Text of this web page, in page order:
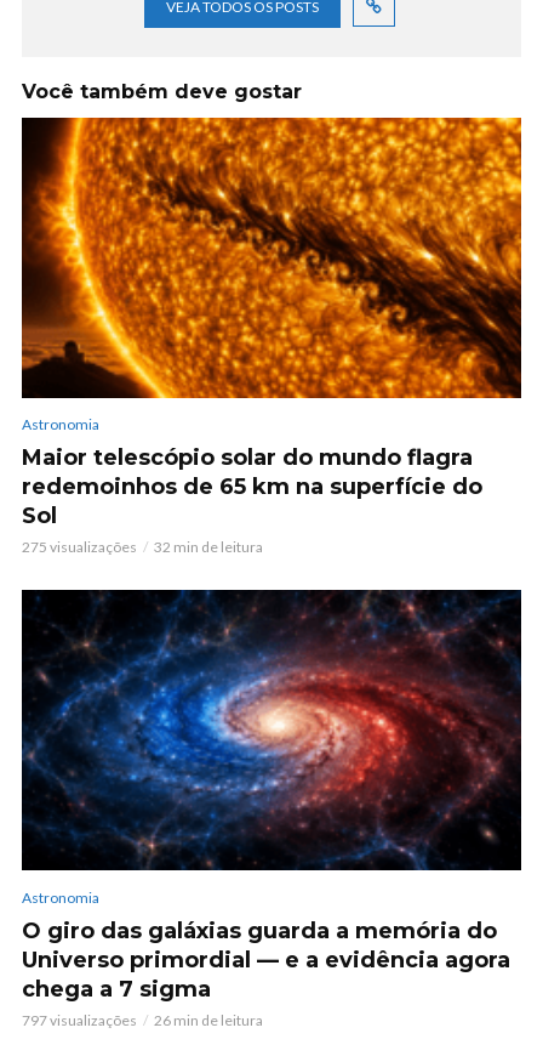
VEJA TODOS OS POSTS
Você também deve gostar
Astronomia
Maior telescópio solar do mundo flagra
redemoinhos de 65 km na superfície do
Sol
275 visualizações 32 min de leitura
Astronomia
O giro das galáxias guarda a memória do
Universo primordial — e a evidência agora
chega a 7 sigma
797 visualizações 26 min de leitura